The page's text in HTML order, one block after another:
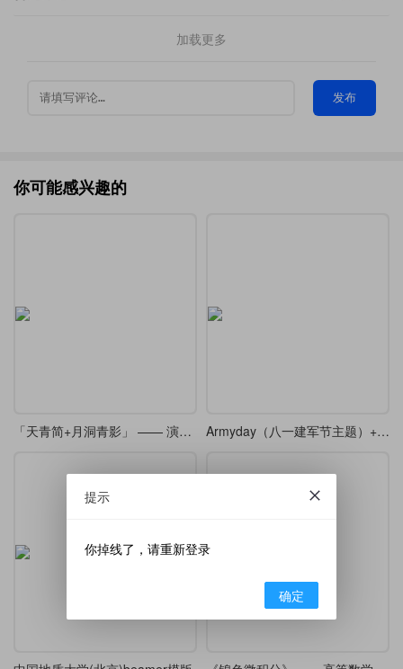
加载更多
发布
你可能感兴趣的
「天青简+月洞青影」 —— 演示文稿 Armyday（八一建军节主题）+ festive（喜庆装饰风格）+ redgold（红金配色体系）
提示
你掉线了，请重新登录
确定